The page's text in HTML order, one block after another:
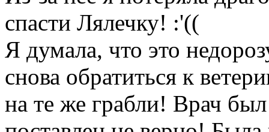
спасти Лялечку! :'((
Я думала, что это
снова обратиться к
на те же грабли! Врач